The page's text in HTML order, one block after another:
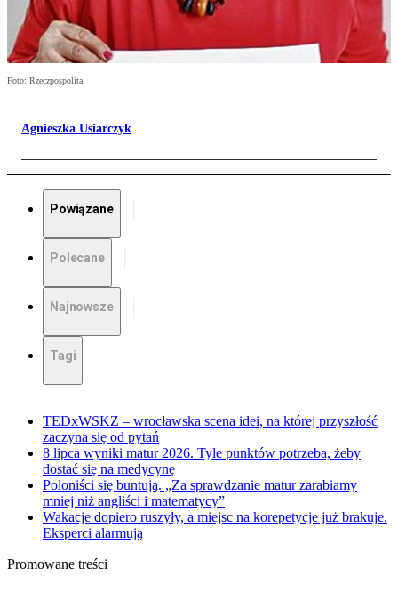
Foto: Rzeczpospolita
Agnieszka Usiarczyk
Powiązane
Polecane
Najnowsze
Tagi
TEDxWSKZ – wrocławska scena idei, na której przyszłość
zaczyna się od pytań
8 lipca wyniki matur 2026. Tyle punktów potrzeba, żeby
dostać się na medycynę
Poloniści się buntują. „Za sprawdzanie matur zarabiamy
mniej niż angliści i matematycy”
Wakacje dopiero ruszyły, a miejsc na korepetycje już brakuje.
Eksperci alarmują
Promowane treści